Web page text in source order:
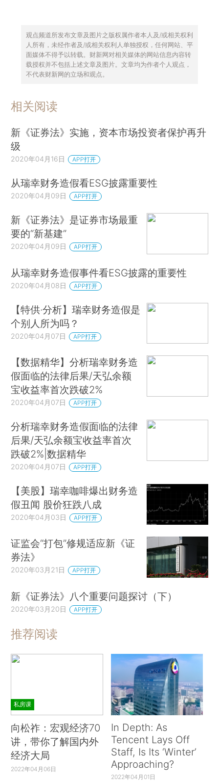
观点频道所发布文章及图片之版权属作者本人及/或相关权利
人所有，未经作者及/或相关权利人单独授权，任何网站、平
面媒体不得予以转载。财新网对相关媒体的网站信息内容转
载授权并不包括上述文章及图片。文章均为作者个人观点，
不代表财新网的立场和观点。
相关阅读
新《证券法》实施，资本市场投资者保护再升
级
2020年04月16日 APP打开
从瑞幸财务造假看ESG披露重要性
2020年04月09日 APP打开
新《证券法》是证券市场最重
要的“新基建”
2020年04月09日 APP打开
从瑞幸财务造假事件看ESG披露的重要性
2020年04月08日 APP打开
【特供·分析】瑞幸财务造假是
个别人所为吗？
2020年04月07日 APP打开
【数据精华】分析瑞幸财务造
假面临的法律后果/天弘余额
宝收益率首次跌破2%
2020年04月07日 APP打开
分析瑞幸财务造假面临的法律
后果/天弘余额宝收益率首次
跌破2%|数据精华
2020年04月07日 APP打开
【美股】瑞幸咖啡爆出财务造
假丑闻 股价狂跌八成
2020年04月03日 APP打开
证监会“打包”修规适应新《证
券法》
2020年03月21日 APP打开
新《证券法》八个重要问题探讨（下）
2020年03月20日 APP打开
推荐阅读
私房课
向松祚：宏观经济70
讲，带你了解国内外
经济大局
2022年04月06日
In Depth: As
Tencent Lays Off
Staff, Is Its ‘Winter’
Approaching?
2022年04月01日